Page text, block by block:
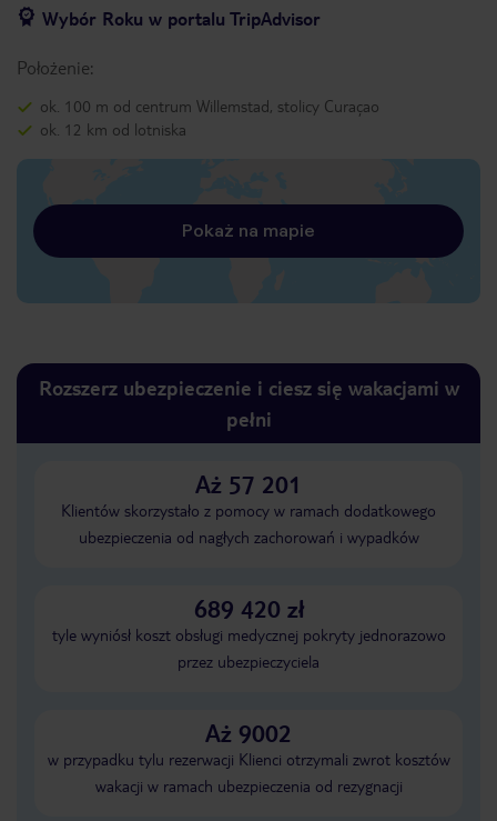
Wybór Roku w portalu TripAdvisor
Położenie:
ok. 100 m od centrum Willemstad, stolicy Curaçao
ok. 12 km od lotniska
Pokaż na mapie
Rozszerz ubezpieczenie i ciesz się wakacjami w
pełni
Aż 57 201
Klientów skorzystało z pomocy w ramach dodatkowego
ubezpieczenia od nagłych zachorowań i wypadków
689 420 zł
tyle wyniósł koszt obsługi medycznej pokryty jednorazowo
przez ubezpieczyciela
Aż 9002
w przypadku tylu rezerwacji Klienci otrzymali zwrot kosztów
wakacji w ramach ubezpieczenia od rezygnacji